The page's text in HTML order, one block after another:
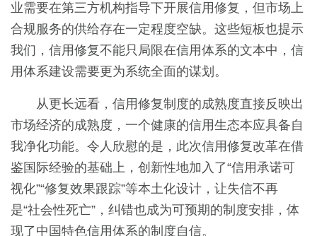
业需要在第三方机构指导下开展信用修复，但市场上
合规服务的供给存在一定程度空缺。这些短板也提示
我们，信用修复不能只局限在信用体系的文本中，信
用体系建设需要更为系统全面的谋划。
从更长远看，信用修复制度的成熟度直接反映出
市场经济的成熟度，一个健康的信用生态本应具备自
我净化功能。令人欣慰的是，此次信用修复改革在借
鉴国际经验的基础上，创新性地加入了“信用承诺可
视化”“修复效果跟踪”等本土化设计，让失信不再
是“社会性死亡”，纠错也成为可预期的制度安排，体
现了中国特色信用体系的制度自信。